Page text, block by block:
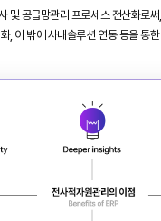
및 공급망관리 프로세스 전산화로
, 이 밖에 사내솔루션 연동 등을 통